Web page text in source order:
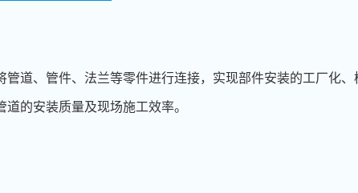
道、管件、法兰等零件进行连接，实现部件安装的工厂化、
的安装质量及现场施工效率。